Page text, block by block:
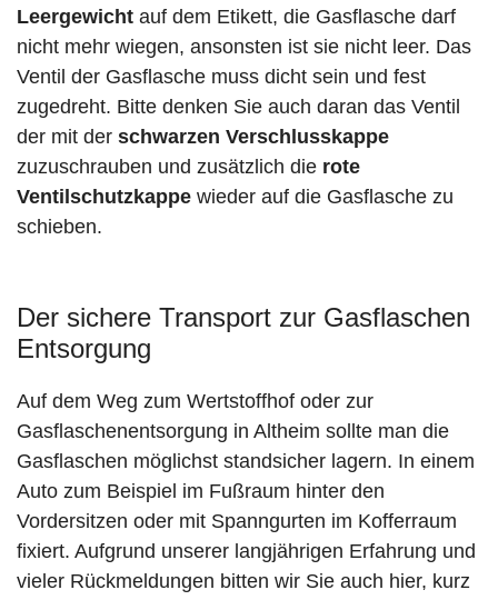
Leergewicht auf dem Etikett, die Gasflasche darf
nicht mehr wiegen, ansonsten ist sie nicht leer. Das
Ventil der Gasflasche muss dicht sein und fest
zugedreht. Bitte denken Sie auch daran das Ventil
der mit der schwarzen Verschlusskappe
zuzuschrauben und zusätzlich die rote
Ventilschutzkappe wieder auf die Gasflasche zu
schieben.
Der sichere Transport zur Gasflaschen
Entsorgung
Auf dem Weg zum Wertstoffhof oder zur
Gasflaschenentsorgung in Altheim sollte man die
Gasflaschen möglichst standsicher lagern. In einem
Auto zum Beispiel im Fußraum hinter den
Vordersitzen oder mit Spanngurten im Kofferraum
fixiert. Aufgrund unserer langjährigen Erfahrung und
vieler Rückmeldungen bitten wir Sie auch hier, kurz